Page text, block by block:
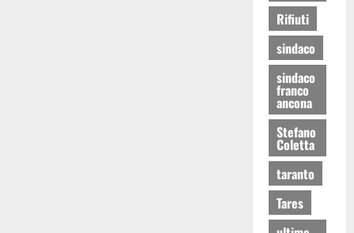
Rifiuti
sindaco
sindaco
franco
ancona
Stefano
Coletta
taranto
Tares